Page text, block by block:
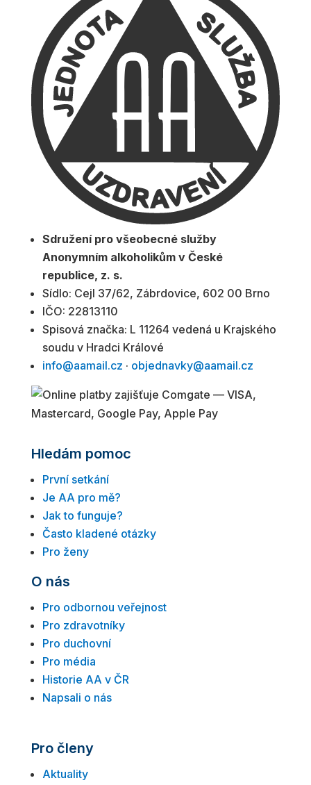
Sdružení pro všeobecné služby
Anonymním alkoholikům v České
republice, z. s.
Sídlo: Cejl 37/62, Zábrdovice, 602 00 Brno
IČO: 22813110
Spisová značka: L 11264 vedená u Krajského
soudu v Hradci Králové
info@aamail.cz · objednavky@aamail.cz
Hledám pomoc
První setkání
Je AA pro mě?
Jak to funguje?
Často kladené otázky
Pro ženy
O nás
Pro odbornou veřejnost
Pro zdravotníky
Pro duchovní
Pro média
Historie AA v ČR
Napsali o nás
Pro členy
Aktuality